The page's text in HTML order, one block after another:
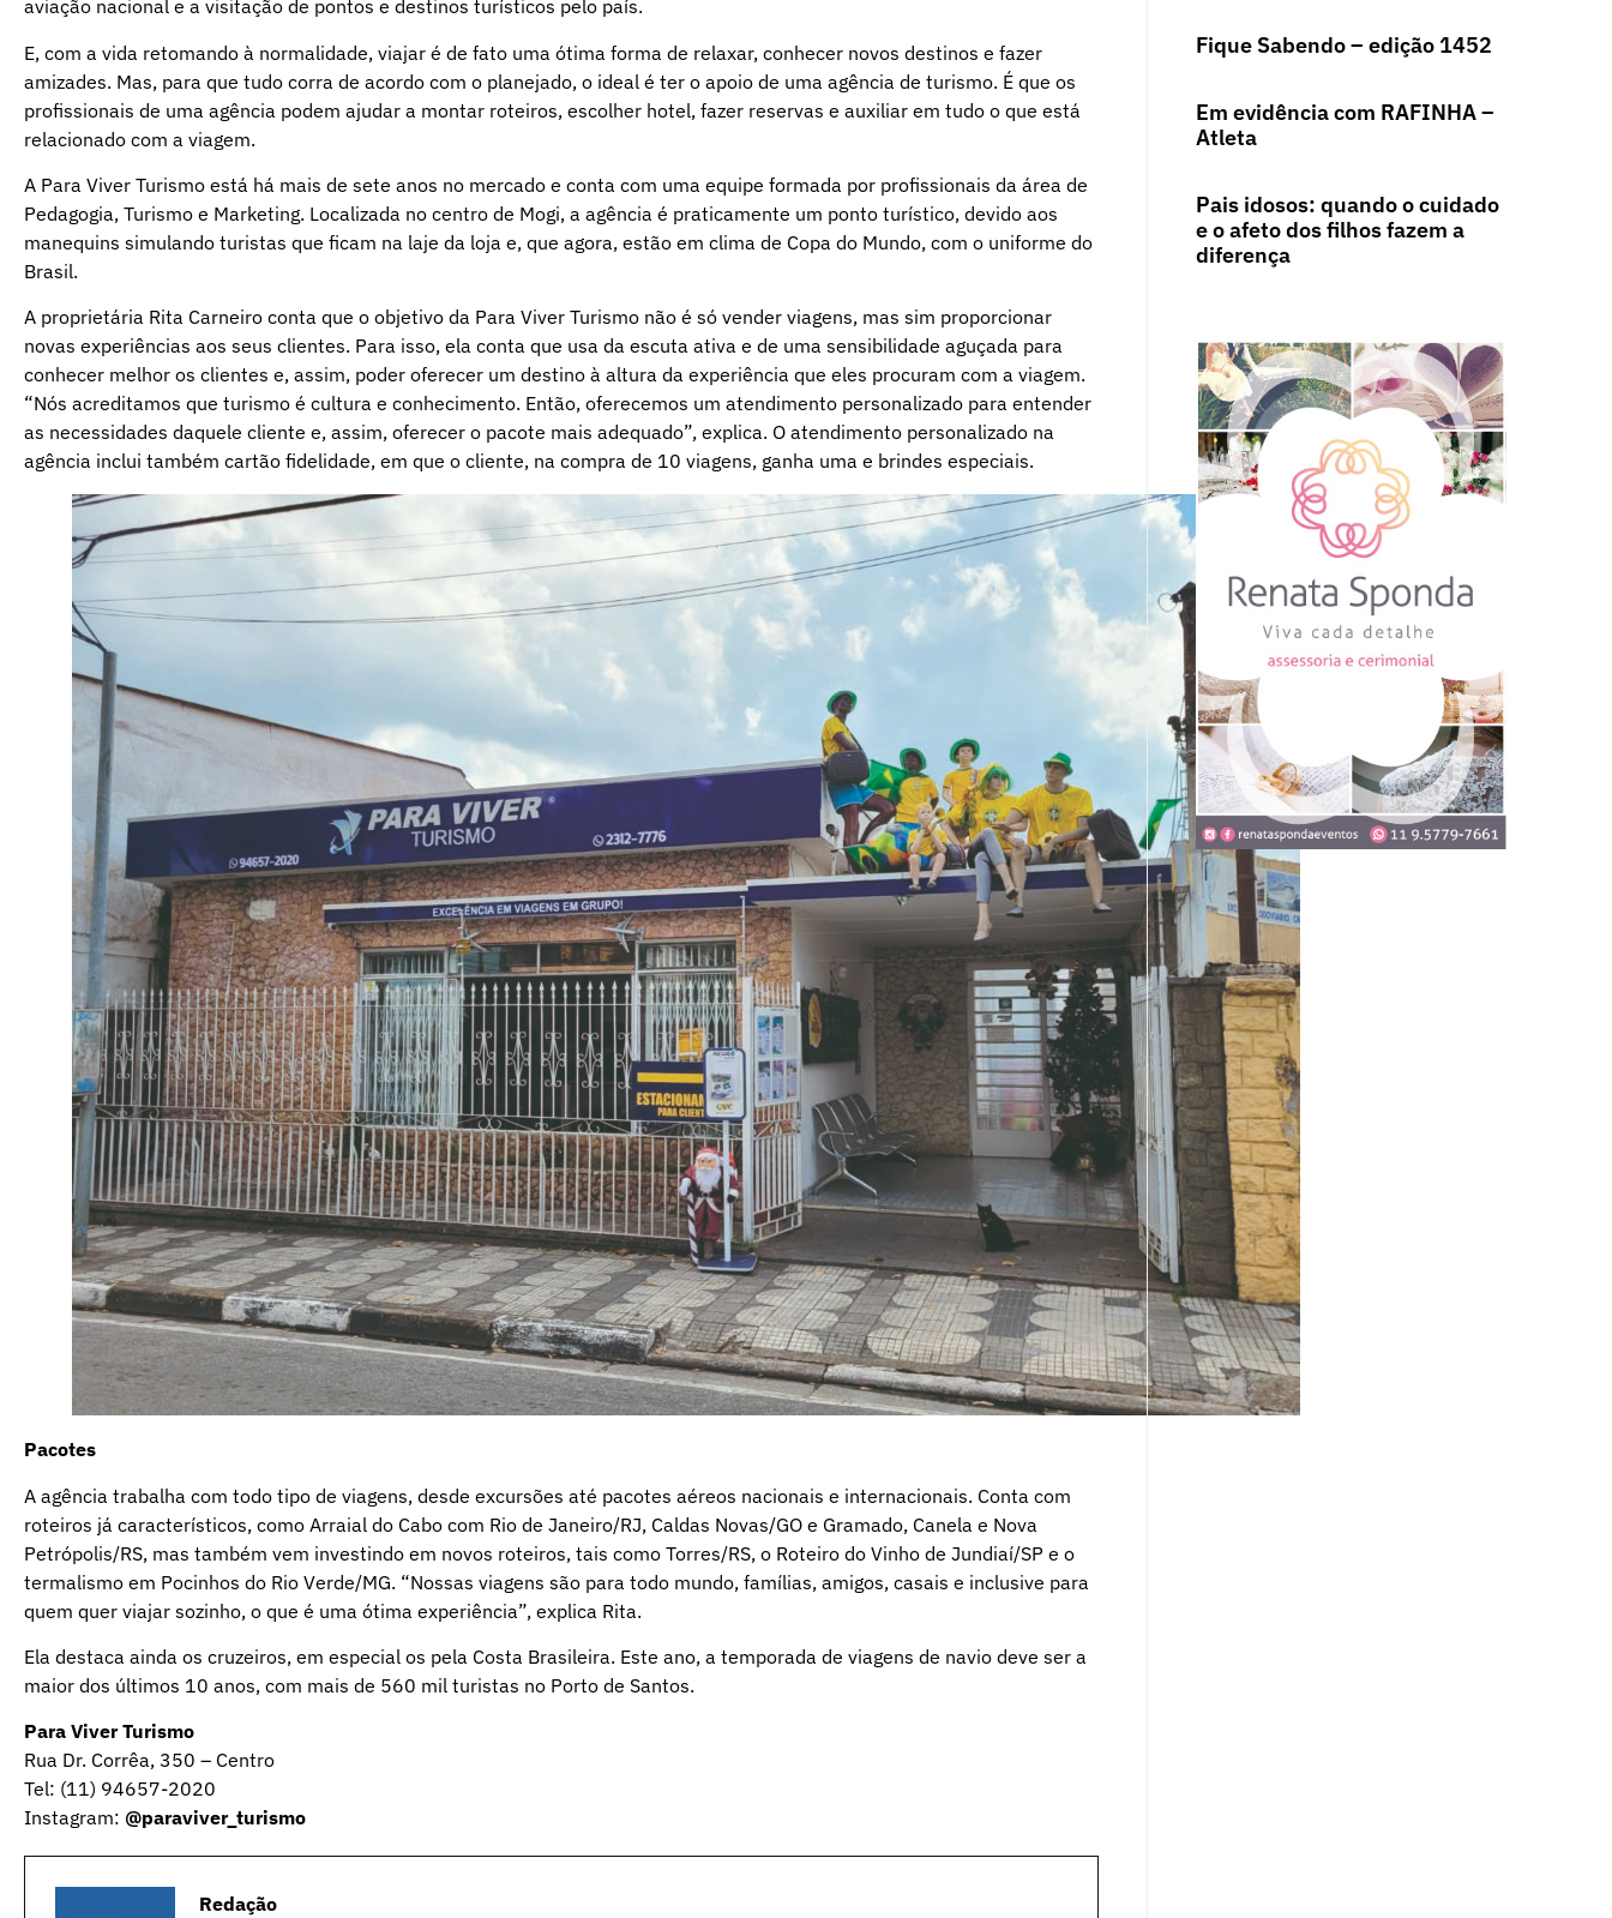
aviação nacional e a visitação de pontos e destinos turísticos pelo país.
E, com a vida retomando à normalidade, viajar é de fato uma ótima forma de relaxar, conhecer novos destinos e fazer
amizades. Mas, para que tudo corra de acordo com o planejado, o ideal é ter o apoio de uma agência de turismo. É que os
profissionais de uma agência podem ajudar a montar roteiros, escolher hotel, fazer reservas e auxiliar em tudo o que está
relacionado com a viagem.
A Para Viver Turismo está há mais de sete anos no mercado e conta com uma equipe formada por profissionais da área de
Pedagogia, Turismo e Marketing. Localizada no centro de Mogi, a agência é praticamente um ponto turístico, devido aos
manequins simulando turistas que ficam na laje da loja e, que agora, estão em clima de Copa do Mundo, com o uniforme do
Brasil.
A proprietária Rita Carneiro conta que o objetivo da Para Viver Turismo não é só vender viagens, mas sim proporcionar
novas experiências aos seus clientes. Para isso, ela conta que usa da escuta ativa e de uma sensibilidade aguçada para
conhecer melhor os clientes e, assim, poder oferecer um destino à altura da experiência que eles procuram com a viagem.
“Nós acreditamos que turismo é cultura e conhecimento. Então, oferecemos um atendimento personalizado para entender
as necessidades daquele cliente e, assim, oferecer o pacote mais adequado”, explica. O atendimento personalizado na
agência inclui também cartão fidelidade, em que o cliente, na compra de 10 viagens, ganha uma e brindes especiais.
Pacotes
A agência trabalha com todo tipo de viagens, desde excursões até pacotes aéreos nacionais e internacionais. Conta com
roteiros já característicos, como Arraial do Cabo com Rio de Janeiro/RJ, Caldas Novas/GO e Gramado, Canela e Nova
Petrópolis/RS, mas também vem investindo em novos roteiros, tais como Torres/RS, o Roteiro do Vinho de Jundiaí/SP e o
termalismo em Pocinhos do Rio Verde/MG. “Nossas viagens são para todo mundo, famílias, amigos, casais e inclusive para
quem quer viajar sozinho, o que é uma ótima experiência”, explica Rita.
Ela destaca ainda os cruzeiros, em especial os pela Costa Brasileira. Este ano, a temporada de viagens de navio deve ser a
maior dos últimos 10 anos, com mais de 560 mil turistas no Porto de Santos.
Para Viver Turismo
Rua Dr. Corrêa, 350 – Centro
Tel: (11) 94657-2020
Instagram: @paraviver_turismo
Redação
Fique Sabendo – edição 1452
Em evidência com RAFINHA –
Atleta
Pais idosos: quando o cuidado
e o afeto dos filhos fazem a
diferença